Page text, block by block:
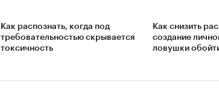
Как распознать, когда под
требовательностью скрывается
токсичность
Как снизить
создание
ловушки